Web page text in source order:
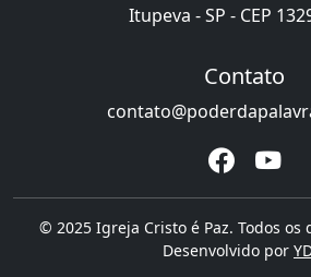
Itupeva - SP - CEP
Contato
© 2025 Igreja Cristo é Paz. Todos os
Desenvolvido por